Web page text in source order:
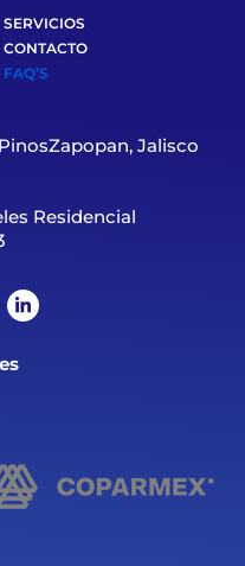
SERVICIOS
CONTACTO
FAQ’S
Jalisco
Residencial